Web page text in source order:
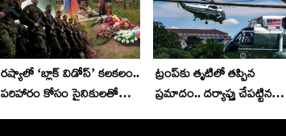
రష్యాలో ‘బ్లాక్ విడోస్’ కలకలం..
పరిహారం కోసం సైనికులతో
ట్రంప్‌కు తృటిలో తప్పిన
ప్రమాదం.. దర్యాప్తు చేపట్టిన